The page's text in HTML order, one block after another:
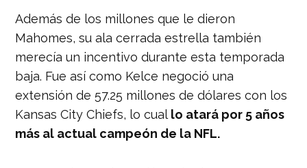
Además de los millones que le dieron
Mahomes, su ala cerrada estrella también
merecía un incentivo durante esta temporada
baja. Fue así como Kelce negoció una
extensión de 57.25 millones de dólares con los
Kansas City Chiefs, lo cual lo atará por 5 años
más al actual campeón de la NFL.